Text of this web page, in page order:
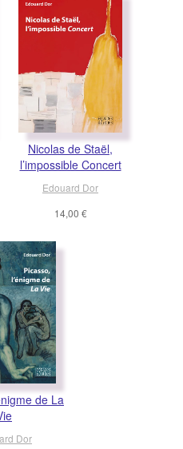
Nicolas de Staël,
l’impossible Concert
Edouard Dor
14,00 €
de La
Dor